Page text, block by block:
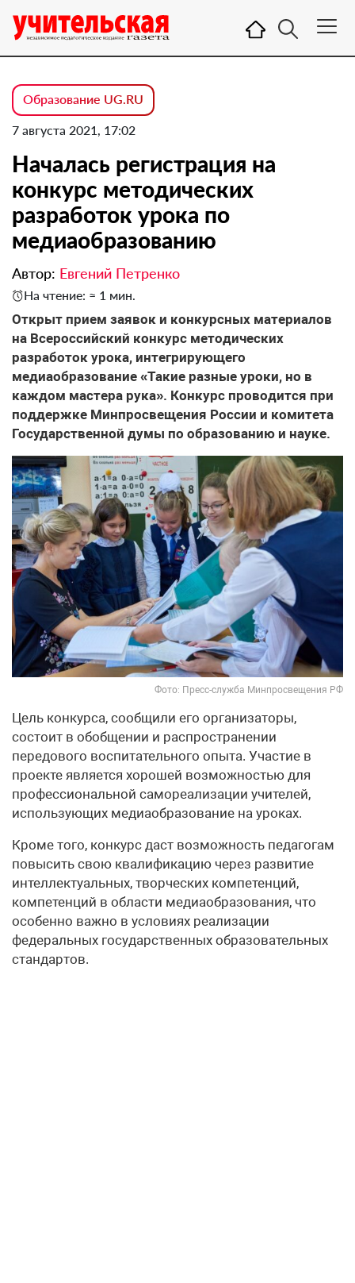
Образование UG.RU
7 августа 2021, 17:02
Началась регистрация на
конкурс методических
разработок урока по
медиаобразованию
Автор: Евгений Петренко
На чтение: ≈ 1 мин.
Открыт прием заявок и конкурсных материалов
на Всероссийский конкурс методических
разработок урока, интегрирующего
медиаобразование «Такие разные уроки, но в
каждом мастера рука». Конкурс проводится при
поддержке Минпросвещения России и комитета
Государственной думы по образованию и науке.
Фото: Пресс-служба Минпросвещения РФ
Цель конкурса, сообщили его организаторы,
состоит в обобщении и распространении
передового воспитательного опыта. Участие в
проекте является хорошей возможностью для
профессиональной самореализации учителей,
использующих медиаобразование на уроках.
Кроме того, конкурс даст возможность педагогам
повысить свою квалификацию через развитие
интеллектуальных, творческих компетенций,
компетенций в области медиаобразования, что
особенно важно в условиях реализации
федеральных государственных образовательных
стандартов.